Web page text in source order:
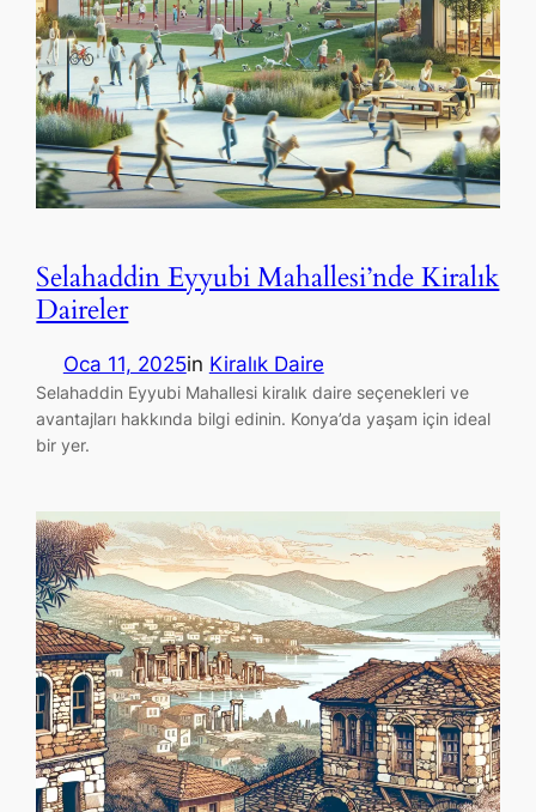
Selahaddin Eyyubi Mahallesi’nde Kiralık
Daireler
Oca 11, 2025in Kiralık Daire
Selahaddin Eyyubi Mahallesi kiralık daire seçenekleri ve
avantajları hakkında bilgi edinin. Konya’da yaşam için ideal
bir yer.